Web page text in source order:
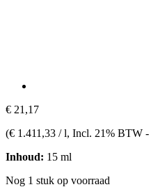
€ 21,17
(€ 1.411,33 / l, Incl. 21% BTW -
Inhoud: 15 ml
Nog 1 stuk op voorraad